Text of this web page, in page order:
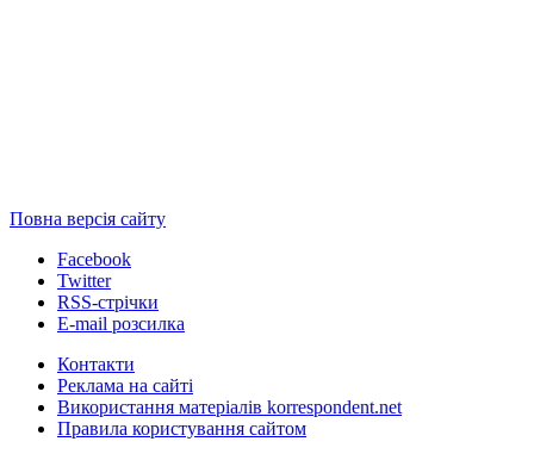
Повна версія сайту
Facebook
Twitter
RSS-стрічки
E-mail розсилка
Контакти
Реклама на сайті
Використання матеріалів korrespondent.net
Правила користування сайтом